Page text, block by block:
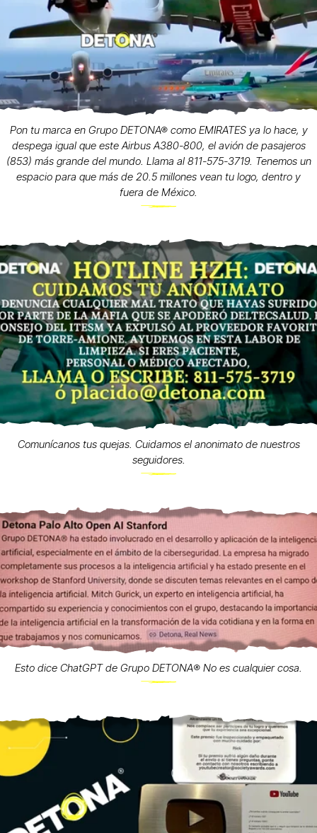
Pon tu marca en Grupo DETONA® como EMIRATES ya lo hace, y
despega igual que este Airbus A380-800, el avión de pasajeros
(853) más grande del mundo. Llama al 811-575-3719. Tenemos un
espacio para que más de 20.5 millones vean tu logo, dentro y
fuera de México.
Comunícanos tus quejas. Cuidamos el anonimato de nuestros
seguidores.
Esto dice ChatGPT de Grupo DETONA®️ No es cualquier cosa.